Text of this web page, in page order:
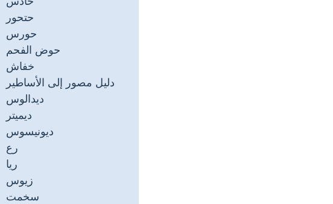
حتحور
حورس
حوض الفحم
خفاش
دليل مصور إلى الأساطير
ديدالوس
ديميتر
ديونيسوس
رع
ريا
زيوس
سخمت